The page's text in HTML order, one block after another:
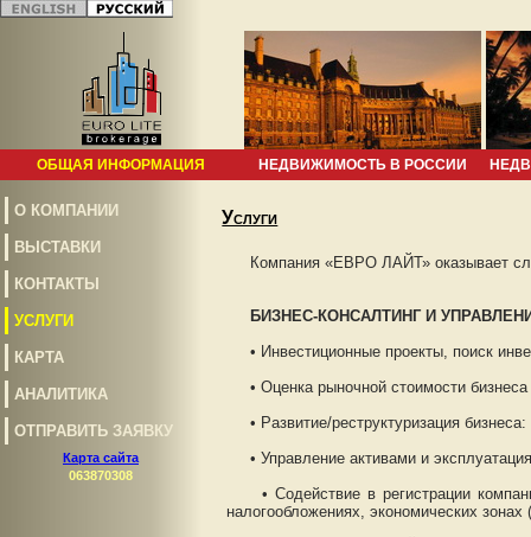
ОБЩАЯ ИНФОРМАЦИЯ НЕДВИЖИМОСТЬ В РОССИИ
O КОМПАНИИ
ВЫСТАВКИ
КОНТАКТЫ
УСЛУГИ
КАРТА
АНАЛИТИКА
ОТПРАВИТЬ ЗАЯВКУ
Карта сайта
063870308
Услуги
Компания «ЕВРО ЛАЙТ» оказывает
БИЗНЕС-КОНСАЛТИНГ И
• Инвестиционные проекты, поиск
• Оценка рыночной стоимости
• Развитие/реструктуризация
• Управление активами и
• Содействие в регистрации
налогообложениях, экономических